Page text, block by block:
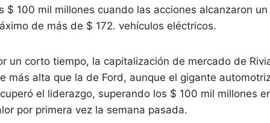
$ 100 mil millones cuando las acciones alcanzaron un
de más de $ 172. vehículos eléctricos.
un corto tiempo, la capitalización de mercado de
más alta que la de Ford, aunque el gigante
el liderazgo, superando los $ 100 mil millones
por primera vez la semana pasada.